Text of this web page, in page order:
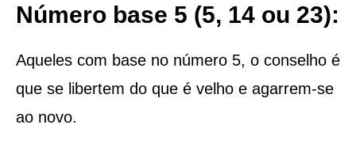
Número base 5 (5, 14 ou 23):
Aqueles com base no número 5, o conselho é
que se libertem do que é velho e agarrem-se
ao novo.